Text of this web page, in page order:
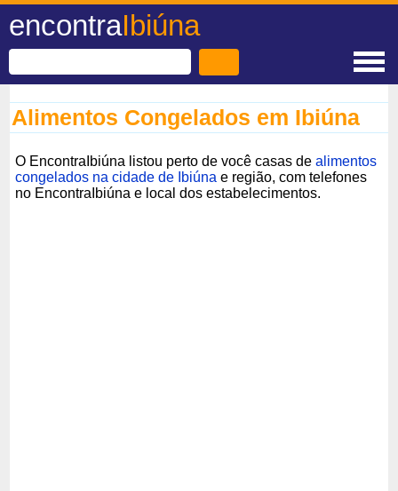
encontraIbiúna
Alimentos Congelados em Ibiúna
O EncontraIbiúna listou perto de você casas dealimentos
congelados na cidade de Ibiúna e região, com telefones
no EncontraIbiúna e local dos estabelecimentos.